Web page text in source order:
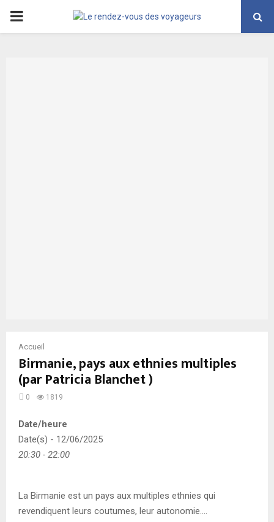
PRIMARY
Accueil
Birmanie, pays aux ethnies multiples
(par Patricia Blanchet )
0 1819
Date/heure
Date(s) - 12/06/2025
20:30 - 22:00
La Birmanie est un pays aux multiples ethnies qui
revendiquent leurs coutumes, leur autonomie….